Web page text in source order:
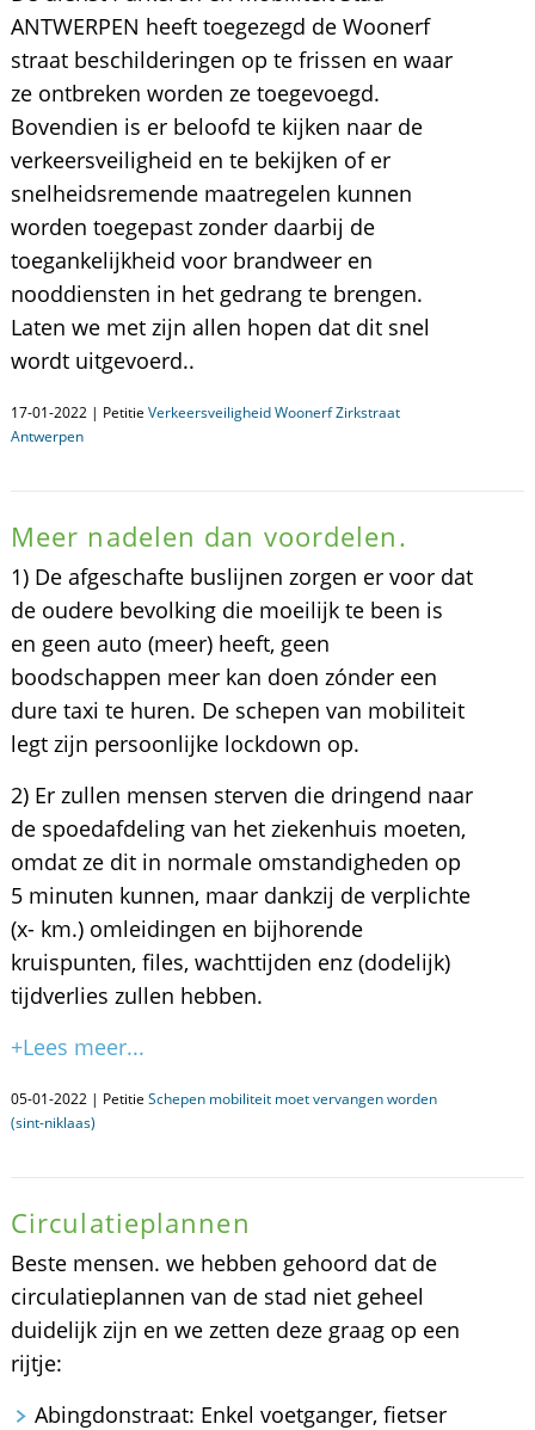
ANTWERPEN heeft toegezegd de Woonerf
straat beschilderingen op te frissen en waar
ze ontbreken worden ze toegevoegd.
Bovendien is er beloofd te kijken naar de
verkeersveiligheid en te bekijken of er
snelheidsremende maatregelen kunnen
worden toegepast zonder daarbij de
toegankelijkheid voor brandweer en
nooddiensten in het gedrang te brengen.
Laten we met zijn allen hopen dat dit snel
wordt uitgevoerd..
17-01-2022 | Petitie Verkeersveiligheid Woonerf Zirkstraat
Antwerpen
Meer nadelen dan voordelen.
1) De afgeschafte buslijnen zorgen er voor dat
de oudere bevolking die moeilijk te been is
en geen auto (meer) heeft, geen
boodschappen meer kan doen zónder een
dure taxi te huren. De schepen van mobiliteit
legt zijn persoonlijke lockdown op.
2) Er zullen mensen sterven die dringend naar
de spoedafdeling van het ziekenhuis moeten,
omdat ze dit in normale omstandigheden op
5 minuten kunnen, maar dankzij de verplichte
(x- km.) omleidingen en bijhorende
kruispunten, files, wachttijden enz (dodelijk)
tijdverlies zullen hebben.
+Lees meer...
05-01-2022 | Petitie Schepen mobiliteit moet vervangen worden
(sint-niklaas)
Circulatieplannen
Beste mensen. we hebben gehoord dat de
circulatieplannen van de stad niet geheel
duidelijk zijn en we zetten deze graag op een
rijtje:
Abingdonstraat: Enkel voetganger, fietser